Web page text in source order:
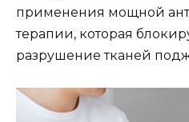
применения мощной
терапии, которая
разрушение тканей